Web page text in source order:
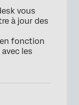
vous
à jour des
fonction
les